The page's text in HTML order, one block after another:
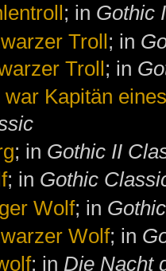
; in Gothic
Troll; in
Troll; in
war Kapitän
; in Gothic II
; in Gothic
Wolf; in
Wolf; in
; in Die Nacht